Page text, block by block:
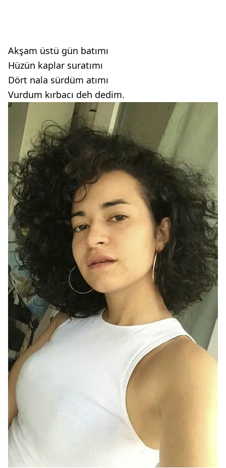
Akşam üstü gün batımı
Hüzün kaplar suratımı
Dört nala sürdüm atımı
Vurdum kırbacı deh dedim.